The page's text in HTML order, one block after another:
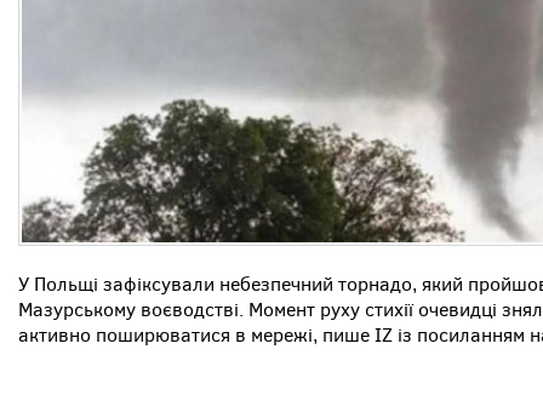
У Польщі зафіксували небезпечний торнадо, який
Мазурському воєводстві. Момент руху стихії очевидці
активно поширюватися в мережі, пише IZ із посиланням